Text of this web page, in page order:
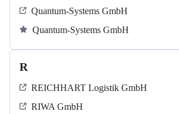
Quantum-Systems GmbH
Quantum-Systems GmbH
R
REICHHART Logistik GmbH
RIWA GmbH